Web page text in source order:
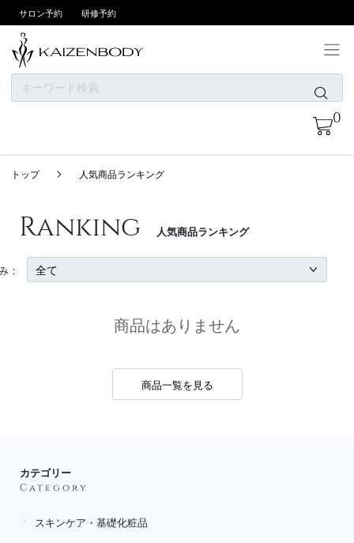
サロン予約 研修予約
0
ニュース
ブランド
会員登録/ログイン
トップ 人気商品ランキング
カテゴリー
Category
スキンケア・基礎化粧品
Ranking 人気商品ランキング
：
商品はありません
商品一覧を見る